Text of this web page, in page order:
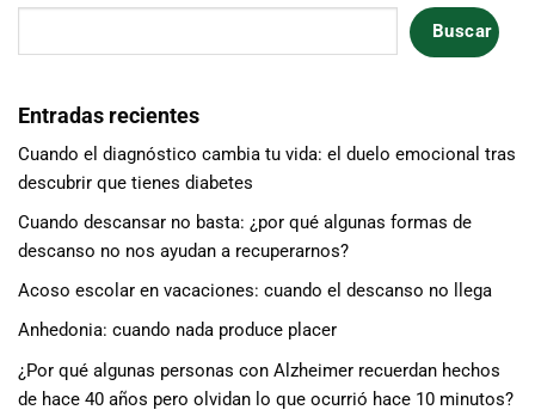
Buscar
Entradas recientes
Cuando el diagnóstico cambia tu vida: el duelo emocional tras
descubrir que tienes diabetes
Cuando descansar no basta: ¿por qué algunas formas de
descanso no nos ayudan a recuperarnos?
Acoso escolar en vacaciones: cuando el descanso no llega
Anhedonia: cuando nada produce placer
¿Por qué algunas personas con Alzheimer recuerdan hechos
de hace 40 años pero olvidan lo que ocurrió hace 10 minutos?